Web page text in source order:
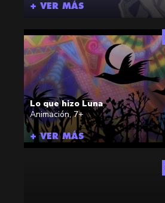
+ VER MÁS
Lo que hizo Luna
Animación,7+
+ VER MÁS